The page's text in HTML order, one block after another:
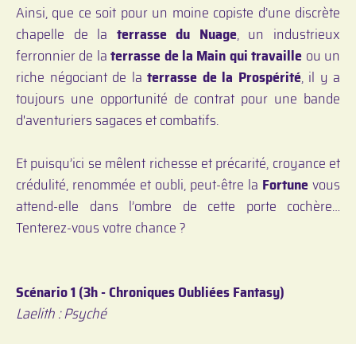
Ainsi, que ce soit pour un moine copiste d’une discrète
chapelle de la terrasse du Nuage, un industrieux
ferronnier de laterrasse de la Main qui travaille ou un
riche négociant de la terrasse de la Prospérité, il y a
toujours une opportunité de contrat pour une bande
d'aventuriers sagaces et combatifs.
Et puisqu’ici se mêlent richesse et précarité, croyance et
crédulité, renommée et oubli, peut-être la Fortunevous
attend-elle dans l’ombre de cette porte cochère…
Tenterez-vous votre chance ?
Scénario 1 (3h - Chroniques Oubliées Fantasy)
Laelith : Psyché